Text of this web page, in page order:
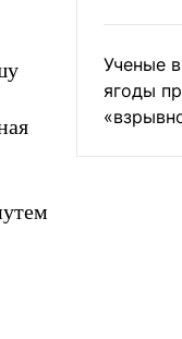
Ученые
ягоды